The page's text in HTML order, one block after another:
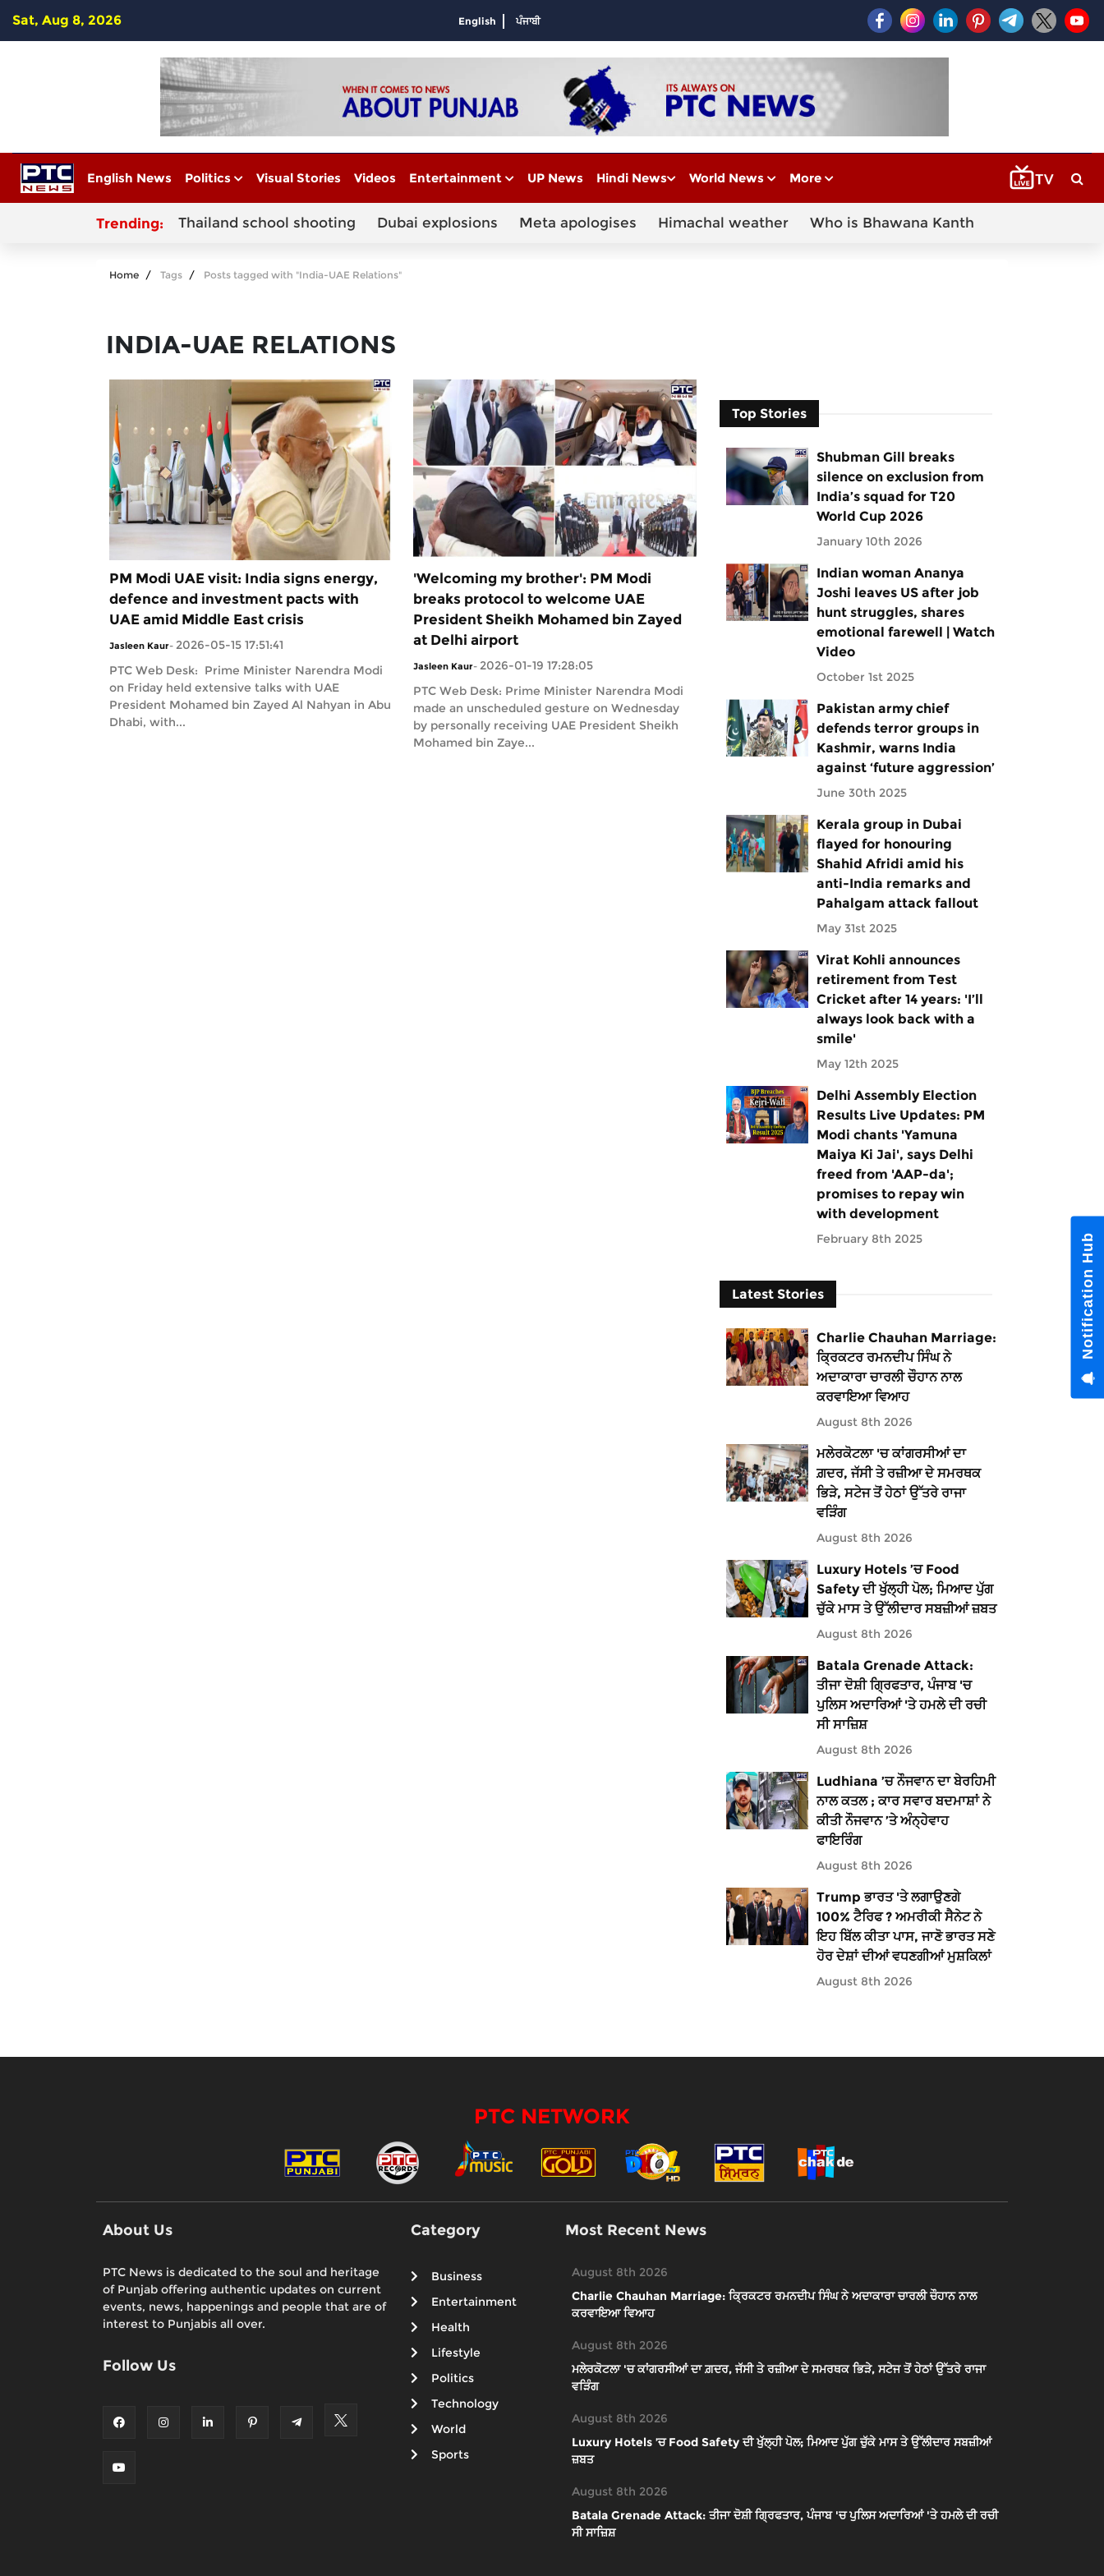
Sat, Aug 8, 2026 English ਪੰਜਾਬੀ
English News Politics Visual Stories Videos Entertainment UP News Hindi News World News More
Trending: Thailand school shooting Dubai explosions Meta apologises Himachal weather Who is Bhawana Kanth
Home Tags Posts tagged with "India-UAE Relations"
INDIA-UAE RELATIONS
PM Modi UAE visit: India signs energy,
defence and investment pacts with
UAE amid Middle East crisis
Jasleen Kaur- 2026-05-15 17:51:41
PTC Web Desk: Prime Minister Narendra Modi
on Friday held extensive talks with UAE
President Mohamed bin Zayed Al Nahyan in Abu
Dhabi, with...
'Welcoming my brother': PM Modi
breaks protocol to welcome UAE
President Sheikh Mohamed bin Zayed
at Delhi airport
Jasleen Kaur- 2026-01-19 17:28:05
PTC Web Desk: Prime Minister Narendra Modi
made an unscheduled gesture on Wednesday
by personally receiving UAE President Sheikh
Mohamed bin Zaye...
Top Stories
Shubman Gill breaks
silence on exclusion from
India’s squad for T20
World Cup 2026
January 10th 2026
Indian woman Ananya
Joshi leaves US after job
hunt struggles, shares
emotional farewell | Watch
Video
October 1st 2025
Pakistan army chief
defends terror groups in
Kashmir, warns India
against ‘future aggression’
June 30th 2025
Kerala group in Dubai
flayed for honouring
Shahid Afridi amid his
anti-India remarks and
Pahalgam attack fallout
May 31st 2025
Virat Kohli announces
retirement from Test
Cricket after 14 years: 'I’ll
always look back with a
smile'
May 12th 2025
Delhi Assembly Election
Results Live Updates: PM
Modi chants 'Yamuna
Maiya Ki Jai', says Delhi
freed from 'AAP-da';
promises to repay win
with development
February 8th 2025
Latest Stories
Charlie Chauhan Marriage:
ਕ੍ਰਿਕਟਰ ਰਮਨਦੀਪ ਸਿੰਘ ਨੇ
ਅਦਾਕਾਰਾ ਚਾਰਲੀ ਚੌਹਾਨ ਨਾਲ
ਕਰਵਾਇਆ ਵਿਆਹ
August 8th 2026
ਮਲੇਰਕੋਟਲਾ 'ਚ ਕਾਂਗਰਸੀਆਂ ਦਾ
ਗ਼ਦਰ, ਜੱਸੀ ਤੇ ਰਜ਼ੀਆ ਦੇ ਸਮਰਥਕ
ਭਿੜੇ, ਸਟੇਜ ਤੋਂ ਹੇਠਾਂ ਉੱਤਰੇ ਰਾਜਾ
ਵੜਿੰਗ
August 8th 2026
Luxury Hotels ’ਚ Food
Safety ਦੀ ਖੁੱਲ੍ਹੀ ਪੋਲ; ਮਿਆਦ ਪੁੱਗ
ਚੁੱਕੇ ਮਾਸ ਤੇ ਉੱਲੀਦਾਰ ਸਬਜ਼ੀਆਂ ਜ਼ਬਤ
August 8th 2026
Batala Grenade Attack:
ਤੀਜਾ ਦੋਸ਼ੀ ਗ੍ਰਿਫਤਾਰ, ਪੰਜਾਬ 'ਚ
ਪੁਲਿਸ ਅਦਾਰਿਆਂ 'ਤੇ ਹਮਲੇ ਦੀ ਰਚੀ
ਸੀ ਸਾਜ਼ਿਸ਼
August 8th 2026
Ludhiana ’ਚ ਨੌਜਵਾਨ ਦਾ ਬੇਰਹਿਮੀ
ਨਾਲ ਕਤਲ ; ਕਾਰ ਸਵਾਰ ਬਦਮਾਸ਼ਾਂ ਨੇ
ਕੀਤੀ ਨੌਜਵਾਨ ’ਤੇ ਅੰਨ੍ਹੇਵਾਹ
ਫਾਇਰਿੰਗ
August 8th 2026
Trump ਭਾਰਤ 'ਤੇ ਲਗਾਉਣਗੇ
100% ਟੈਰਿਫ ? ਅਮਰੀਕੀ ਸੈਨੇਟ ਨੇ
ਇਹ ਬਿੱਲ ਕੀਤਾ ਪਾਸ, ਜਾਣੋ ਭਾਰਤ ਸਣੇ
ਹੋਰ ਦੇਸ਼ਾਂ ਦੀਆਂ ਵਧਣਗੀਆਂ ਮੁਸ਼ਕਿਲਾਂ
August 8th 2026
PTC NETWORK
About Us
PTC News is dedicated to the soul and heritage
of Punjab offering authentic updates on current
events, news, happenings and people that are of
interest to Punjabis all over.
Follow Us
Category
Business
Entertainment
Health
Lifestyle
Politics
Technology
World
Sports
Most Recent News
August 8th 2026
Charlie Chauhan Marriage: ਕ੍ਰਿਕਟਰ ਰਮਨਦੀਪ ਸਿੰਘ ਨੇ ਅਦਾਕਾਰਾ ਚਾਰਲੀ ਚੌਹਾਨ ਨਾਲ
ਕਰਵਾਇਆ ਵਿਆਹ
August 8th 2026
ਮਲੇਰਕੋਟਲਾ 'ਚ ਕਾਂਗਰਸੀਆਂ ਦਾ ਗ਼ਦਰ, ਜੱਸੀ ਤੇ ਰਜ਼ੀਆ ਦੇ ਸਮਰਥਕ ਭਿੜੇ, ਸਟੇਜ ਤੋਂ ਹੇਠਾਂ ਉੱਤਰੇ ਰਾਜਾ
ਵੜਿੰਗ
August 8th 2026
Luxury Hotels ’ਚ Food Safety ਦੀ ਖੁੱਲ੍ਹੀ ਪੋਲ; ਮਿਆਦ ਪੁੱਗ ਚੁੱਕੇ ਮਾਸ ਤੇ ਉੱਲੀਦਾਰ ਸਬਜ਼ੀਆਂ
ਜ਼ਬਤ
August 8th 2026
Batala Grenade Attack: ਤੀਜਾ ਦੋਸ਼ੀ ਗ੍ਰਿਫਤਾਰ, ਪੰਜਾਬ 'ਚ ਪੁਲਿਸ ਅਦਾਰਿਆਂ 'ਤੇ ਹਮਲੇ ਦੀ ਰਚੀ
ਸੀ ਸਾਜ਼ਿਸ਼
Notification Hub